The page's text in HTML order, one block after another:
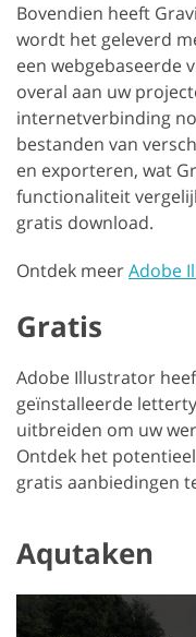
Bovendien heeft
wordt het geleverd
een webgebaseerde
overal aan uw
internetverbinding
bestanden van
en exporteren, wat
functionaliteit
gratis download.
Ontdek meerAdobe
Gratis
Adobe Illustrator
geïnstalleerde
uitbreiden om uw
Ontdek het
gratis aanbiedingen
Aqutaken